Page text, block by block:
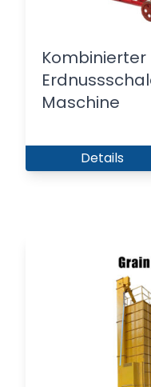
Kombinierter
Maschine
Details